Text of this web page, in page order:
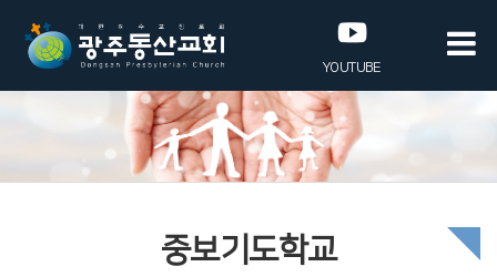
YOUTUBE
중보기도학교